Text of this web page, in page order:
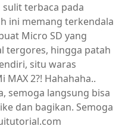
terbaca pada
ini memang terkendala
Micro SD yang
tergores, hingga patah
situ waras
2?! Hahahaha..
semoga langsung bisa
dan bagikan. Semoga